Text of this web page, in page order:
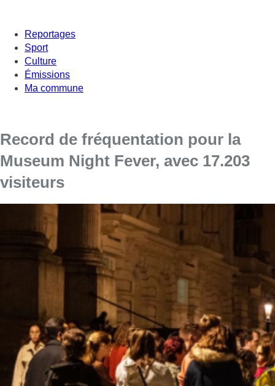
Reportages
Sport
Culture
Émissions
Ma commune
Record de fréquentation pour la
Museum Night Fever, avec 17.203
visiteurs